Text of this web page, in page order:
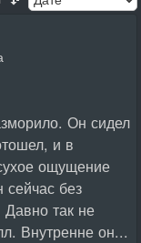
Он сидел
и в
ощущение
без
так не
Внутренне он...